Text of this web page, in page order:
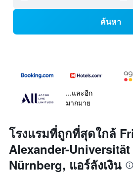
ค้นหา
...และอีก
มากมาย
โรงแรมที่ถูกที่สุดใกล้
Alexander-
Nürnberg, แอร์ลังเงิน